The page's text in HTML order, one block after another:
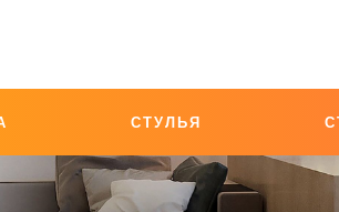
СТУЛЬЯ